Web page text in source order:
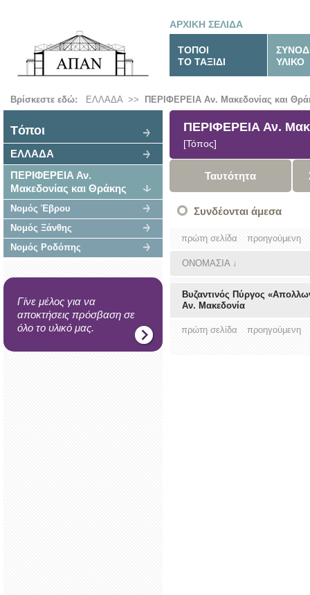
ΑΡΧΙΚΗ ΣΕΛΙΔΑ
ΤΟΠΟΙ
ΤΟ ΤΑΞΙΔΙ
ΥΛΙΚΟ
Βρίσκεστε εδώ: ΕΛΛΑΔΑ>> ΠΕΡΙΦΕΡΕΙΑ Αν. Μακεδονίας και
Tόποι
ΕΛΛΑΔΑ
ΠΕΡΙΦΕΡΕΙΑ Αν.
Μακεδονίας και Θράκης
Νομός Έβρου
Νομός Ξάνθης
Νομός Ροδόπης
Γίνε μέλος για να
αποκτήσεις πρόσβαση σε
όλο το υλικό μας.
ΠΕΡΙΦΕΡΕΙΑ Αν.
[Τόπος]
Ταυτότητα
Συνδέονται άμεσα
πρώτη σελίδα προηγούμενη
ΟΝΟΜΑΣΙΑ↓
Βυζαντινός Πύργος
Αν. Μακεδονία
πρώτη σελίδα προηγούμενη